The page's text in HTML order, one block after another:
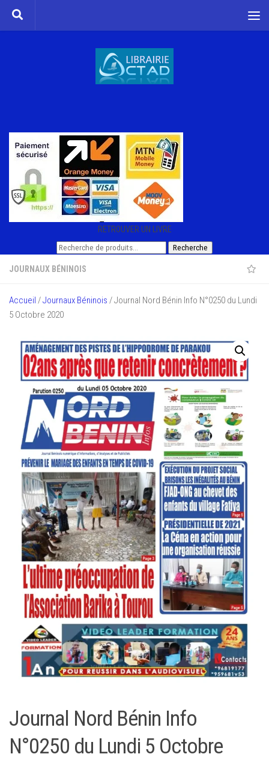
Skip to content
RETROUVER UN LIVRE
Recherche
Recherche
JOURNAUX BÉNINOIS
Accueil /Journaux Béninois / Journal Nord Bénin Info N°0250 du Lundi
5 Octobre 2020
Journal Nord Bénin Info
N°0250 du Lundi 5 Octobre